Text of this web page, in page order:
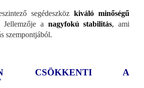
segédeszköz kiváló minőségű
Jellemzője a nagyfokú stabilitás, ami
szempontjából.
CSÖKKENTI A